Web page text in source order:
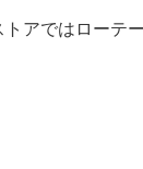
アではローテ